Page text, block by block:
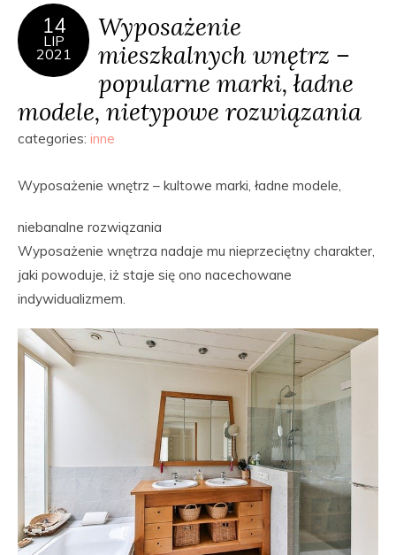
14
LIP
2021
Wyposażenie
mieszkalnych wnętrz –
popularne marki, ładne
modele, nietypowe rozwiązania
categories: inne
Wyposażenie wnętrz – kultowe marki, ładne modele,
niebanalne rozwiązania
Wyposażenie wnętrza nadaje mu nieprzeciętny charakter,
jaki powoduje, iż staje się ono nacechowane
indywidualizmem.